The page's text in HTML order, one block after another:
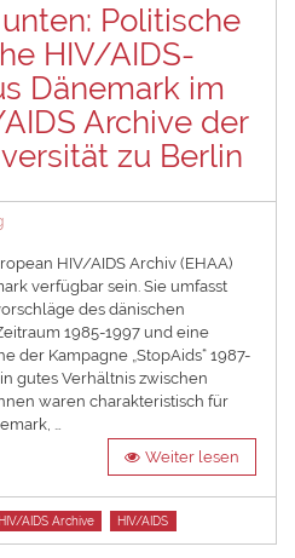
Politische
HIV/AIDS-
Dänemark im
Archive der
zu Berlin
HIV/AIDS Archiv (EHAA)
verfügbar sein. Sie umfasst
des dänischen
1985-1997 und eine
der Kampagne „StopAids“ 1987-
gutes Verhältnis zwischen
waren charakteristisch für
…
Weiter lesen
AIDS Archive HIV/AIDS